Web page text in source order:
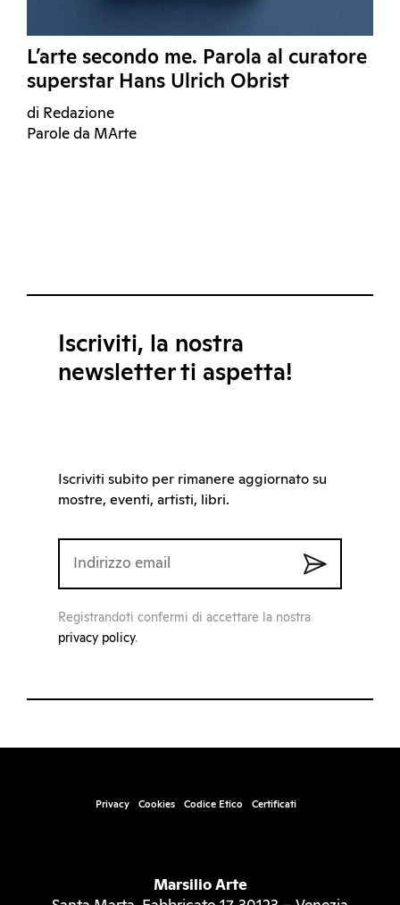
L’arte secondo me. Parola al curatore
superstar Hans Ulrich Obrist
di Redazione
Parole da MArte
Iscriviti, la nostra
newsletter ti aspetta!
Iscriviti subito per rimanere aggiornato su
mostre, eventi, artisti, libri.
Registrandoti confermi di accettare la nostra
privacy policy.
Privacy Cookies Codice Etico Certificati
Marsilio Arte